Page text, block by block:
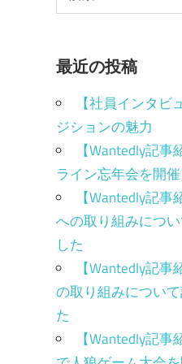
最近の投稿
【社員インタビ
ジションの魅力
【Wantedly記
ライン忘年会を開
【Wantedly記
への取り組みにつ
した
【Wantedly記
の取り組みについ
た
【Wantedly記